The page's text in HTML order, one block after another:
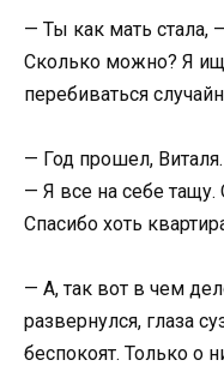
— Ты как мать стала,
Сколько можно? Я
перебиваться
— Год прошел,
— Я все на себе
Спасибо хоть
— А, так вот в чем
развернулся, глаза
беспокоят. Только о